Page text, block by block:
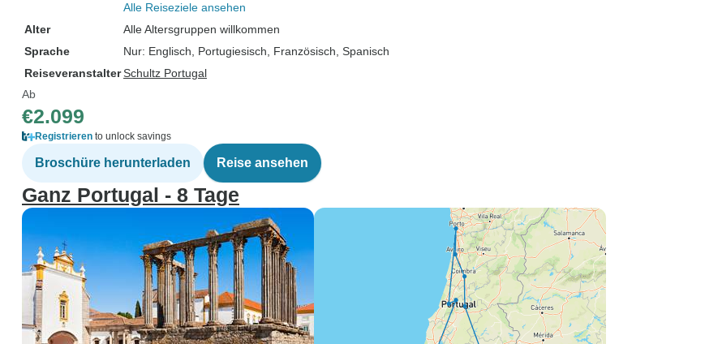
Alle Reiseziele ansehen
Alter
Alle Altersgruppen willkommen
Sprache
Nur: Englisch, Portugiesisch, Französisch, Spanisch
ReiseveranstalterSchultz Portugal
Ab
€2.099
Registrieren to unlock savings
Broschüre herunterladen Reise ansehen
Ganz Portugal - 8 Tage